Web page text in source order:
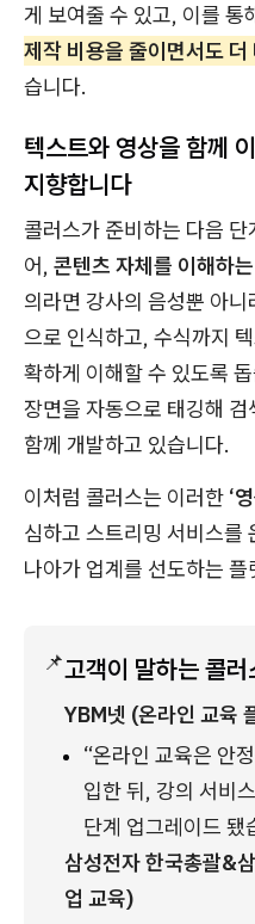
게 보여줄 수 있고, 이를 통
제작 비용을 줄이면서도 더
습니다.
텍스트와 영상을 함께
지향합니다
콜러스가 준비하는 다음
어, 콘텐츠 자체를 이해하
의라면 강사의 음성뿐 아
으로 인식하고, 수식까지
확하게 이해할 수 있도록
장면을 자동으로 태깅해
함께 개발하고 있습니다.
이처럼 콜러스는 이러한 ‘
심하고 스트리밍 서비스를
나아가 업계를 선도하는
📌고객이 말하는 콜러
YBM넷 (온라인 교육
“온라인 교육은 안
입한 뒤, 강의 서비
단계 업그레이드 됐
삼성전자 한국총괄&
업 교육)